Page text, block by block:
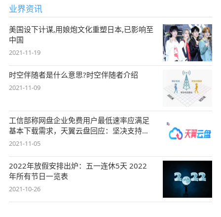
业界资讯
美国设下计谋,用娘炮文化重塑日本,已影响至
中国
2021-11-19
时空伴随者是什么意思?时空伴随者介绍
2021-11-09
工信部称网盘企业免费用户最低速率应满足
基本下载需求，天翼云盘回应：坚决支持，
始终
2021-11-05
2022年放假安排出炉：五一连休5天 2022
年所有节日一览表
2021-10-26